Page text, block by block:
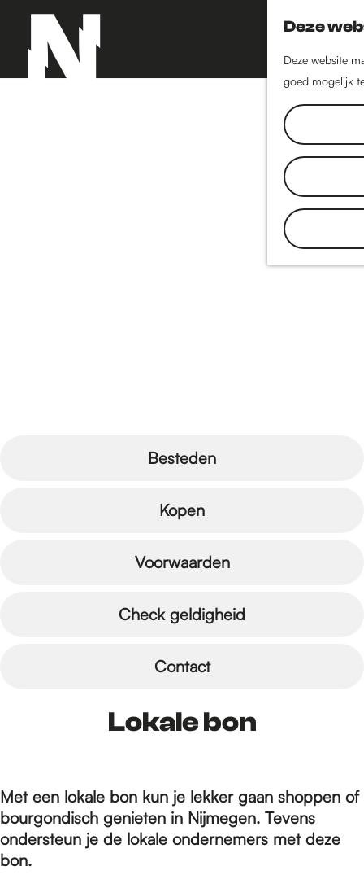
Deze
Deze website
goed mogelijk
p
a
Lokale bon
Besteden
Kopen
Voorwaarden
Check geldigheid
Contact
Met een lokale bon kun je lekker gaan shoppen of
bourgondisch genieten in Nijmegen. Tevens
ondersteun je de lokale ondernemers met deze
bon.